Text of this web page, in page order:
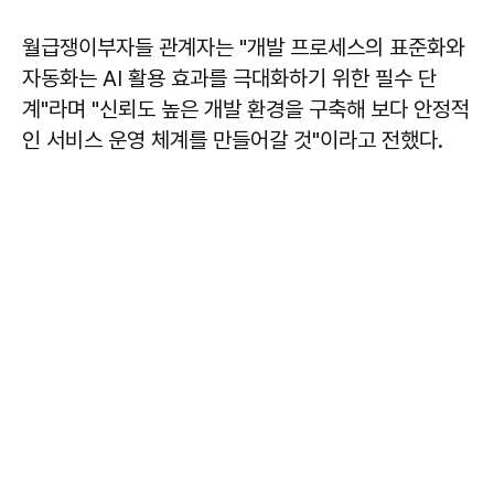
월급쟁이부자들 관계자는 "개발 프로세스의 표준화와
자동화는 AI 활용 효과를 극대화하기 위한 필수 단
계"라며 "신뢰도 높은 개발 환경을 구축해 보다 안정적
인 서비스 운영 체계를 만들어갈 것"이라고 전했다.